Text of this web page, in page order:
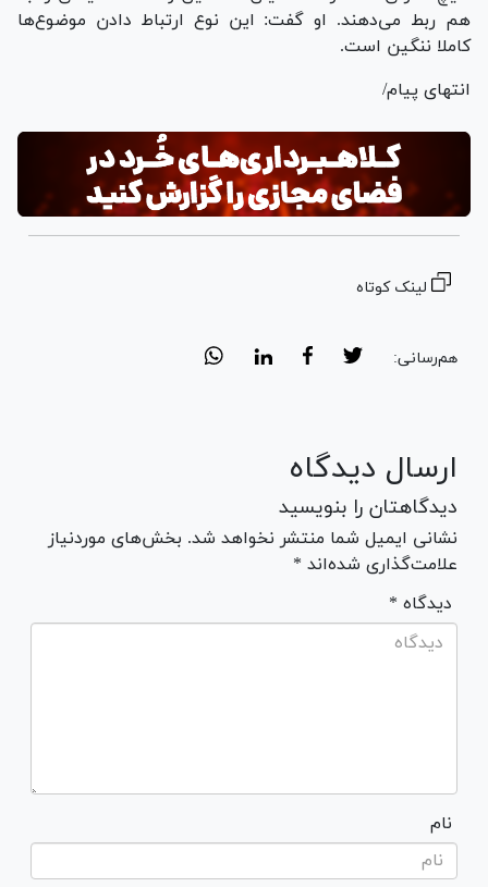
هم ربط می‌دهند. او گفت: این نوع ارتباط دادن موضوع‌ها
کاملا ننگین است.
انتهای پیام/
لینک کوتاه
هم‌رسانی:
ارسال دیدگاه
دیدگاهتان را بنویسید
نشانی ایمیل شما منتشر نخواهد شد. بخش‌های موردنیاز
علامت‌گذاری شده‌اند *
* دیدگاه
نام